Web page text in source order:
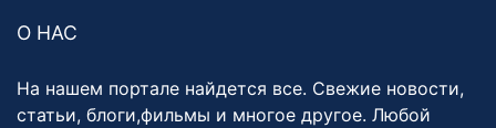
О НАС
На нашем портале найдется все. Свежие новости,
статьи, блоги,фильмы и многое другое. Любой